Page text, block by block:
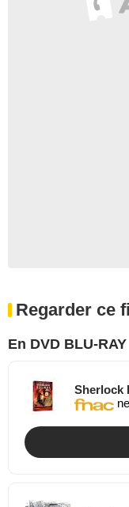
Regarder ce
En DVD BLU-RAY
Sherlock